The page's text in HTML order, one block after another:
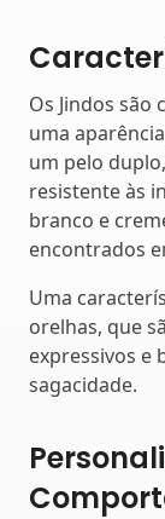
Os Jindos são
uma
um pelo
resistente às
branco e
encontrados
Uma
orelhas, que
expressivos e
sagacidade.